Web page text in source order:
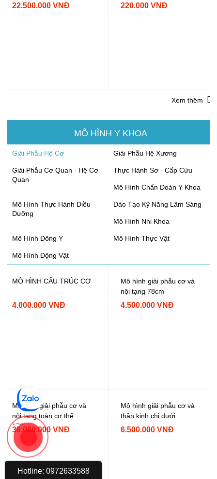
22.500.000 VNĐ 220.000 VNĐ
Xem thêm
MÔ HÌNH Y KHOA
Giải Phẫu Hệ Cơ Giải Phẫu Hệ Xương
Giải Phẫu Cơ Quan - Hệ Cơ
Quan
Thực Hành Sơ - Cấp Cứu
Mô Hình Chẩn Đoán Y Khoa
Mô Hình Thực Hành Điều
Dưỡng
Đào Tạo Kỹ Năng Lâm Sàng
Mô Hình Nhi Khoa
Mô Hình Đông Y Mô Hình Thực Vật
Mô Hình Động Vật
MÔ HÌNH CẤU TRÚC CƠ
4.000.000 VNĐ
Mô hình giải phẫu cơ và
nội tạng 78cm
4.500.000 VNĐ
Mô hình giải phẫu cơ và
nội tạng toàn cơ thể
170cm
38.000.000 VNĐ
Mô hình giải phẫu cơ và
thần kinh chi dưới
6.500.000 VNĐ
Hotline: 0972633588